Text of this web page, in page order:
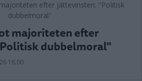
majoriteten efter
dubbelmoral"
16.00